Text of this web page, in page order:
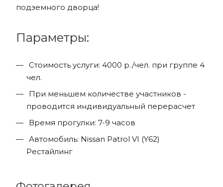
подземного дворца!
Параметры:
Стоимость услуги: 4000 р./чел. при группе 4
чел.
При меньшем количестве участников -
проводится индивидуальный перерасчет
Время прогулки: 7-9 часов
Автомобиль: Nissan Patrol VI (Y62)
Рестайлинг